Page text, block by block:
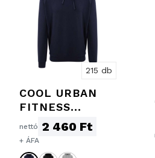
215 db
COOL URBAN
FITNESS
KAPUCNIS
PULÓVER
nettó 2 460 Ft
+ ÁFA